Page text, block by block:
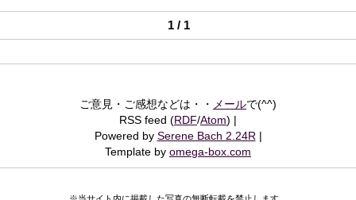
1 / 1
ご意見・ご感想などは・・ メールで(^^)
RSS feed (RDF/Atom)
Powered by Serene Bach 2.24R
Template by omega-box.com